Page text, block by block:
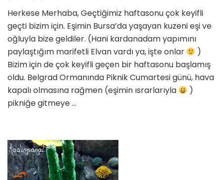
için
Herkese Merhaba, Geçtiğimiz haftasonu çok keyifli
geçti bizim için. Eşimin Bursa’da yaşayan kuzeni eşi ve
oğluyla bize geldiler. (Hani kardanadam yapımını
paylaştığım marifetli Elvan vardı ya, işte onlar
)
Bizim için de çok keyifli geçen bir haftasonu başlamış
oldu. Belgrad Ormanında Piknik Cumartesi günü, hava
kapalı olmasına rağmen (eşimin ısrarlarıyla
)
pikniğe gitmeye …